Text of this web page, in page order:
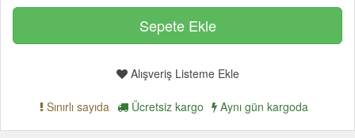
Alışveriş Listeme Ekle
Sınırlı sayıda Ücretsiz kargo Aynı gün kargoda